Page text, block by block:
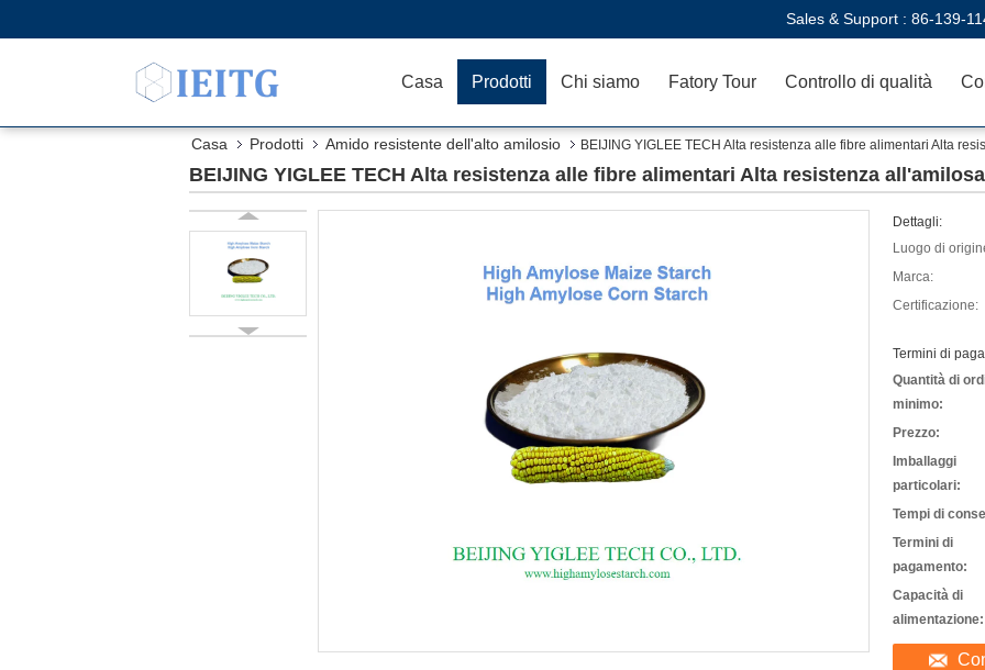
Sales & Support : 86-139-
Casa Prodotti Chi siamo Fatory Tour Controllo di qualità
Casa Prodotti Amido resistente dell'alto amilosio BEIJING YIGLEE TECH Alta resistenza alle fibre alimentari Alta
BEIJING YIGLEE TECH Alta resistenza alle fibre alimentari Alta resistenza
Dettagli:
Luogo di
Marca:
Certificazione:
Termini di
Quantità di
minimo:
Prezzo:
Imballaggi
particolari:
Tempi di
Termini di
pagamento:
Capacità di
alimentazione: